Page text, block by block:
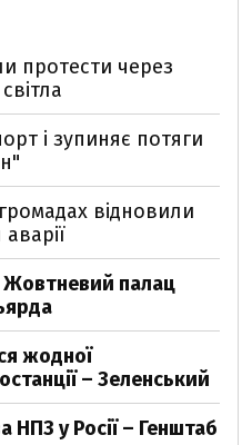
протести через
і зупиняє потяги
громадах відновили
Жовтневий палац
жодної
– Зеленський
НПЗ у Росії – Генштаб